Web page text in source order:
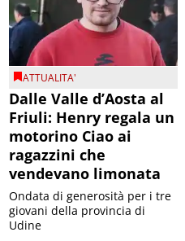
ATTUALITA'
Dalle Valle d’Aosta al
Friuli: Henry regala un
motorino Ciao ai
ragazzini che
vendevano limonata
Ondata di generosità per i tre
giovani della provincia di
Udine